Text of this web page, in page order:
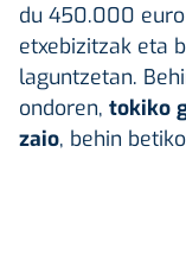
du 450.000
etxebizitzak eta
laguntzetan.
ondoren, tokiko
zaio, behin